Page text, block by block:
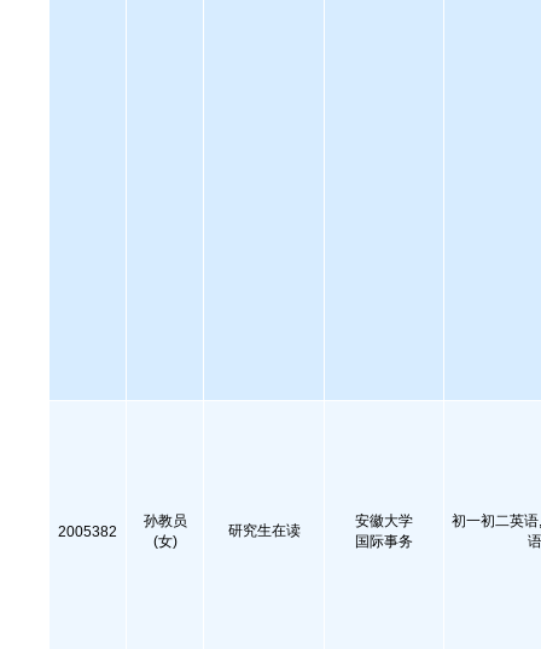
2005382
孙教员
(女)
研究生在读
安徽大学
国际事务
初一初二英